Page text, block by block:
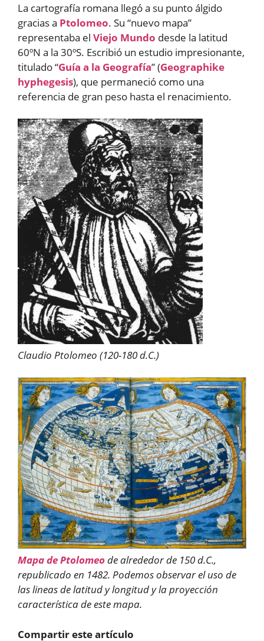
La cartografía romana llegó a su punto álgido
gracias a Ptolomeo. Su “nuevo mapa”
representaba el Viejo Mundo desde la latitud
60ºN a la 30ºS. Escribió un estudio impresionante,
titulado “Guía a la Geografía” (Geographike
hyphegesis), que permaneció como una
referencia de gran peso hasta el renacimiento.
Claudio Ptolomeo (120-180 d.C.)
Mapa de Ptolomeode alrededor de 150 d.C.,
republicado en 1482. Podemos observar el uso de
las lineas de latitud y longitud y la proyección
característica de este mapa.
Compartir este artículo